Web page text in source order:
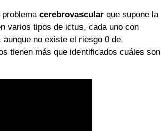
cerebrovascularque supone la
varios tipos de ictus, cada uno con
aunque no existe el riesgo 0 de
tienen más que identificados cuáles son